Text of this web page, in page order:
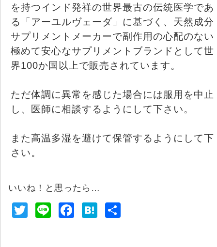
を持つインド発祥の世界最古の伝統医学であ
る「アーユルヴェーダ」に基づく、天然成分
サプリメントメーカーで副作用の心配のない
極めて安心なサプリメントブランドとして世
界100か国以上で販売されています。
ただ体調に異常を感じた場合には服用を中止
し、医師に相談するようにして下さい。
また高温多湿を避けて保管するようにして下
さい。
いいね！と思ったら…
T
Li
H